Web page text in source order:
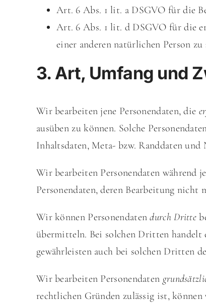
Art. 6 Abs. 1 lit. a DSGVO für die
Art. 6 Abs. 1 lit. d DSGVO für die
einer anderen natürlichen Person zu
3. Art, Umfang und
Wir bearbeiten jene Personendaten, die
ausüben zu können. Solche
Inhaltsdaten, Meta- bzw. Randdaten
Wir bearbeiten Personendaten während
Personendaten, deren Bearbeitung
Wir können Personendatendurch Dritte
übermitteln. Bei solchen Dritten handelt
gewährleisten auch bei solchen Dritten
Wir bearbeiten Personendaten
rechtlichen Gründen zulässig ist,